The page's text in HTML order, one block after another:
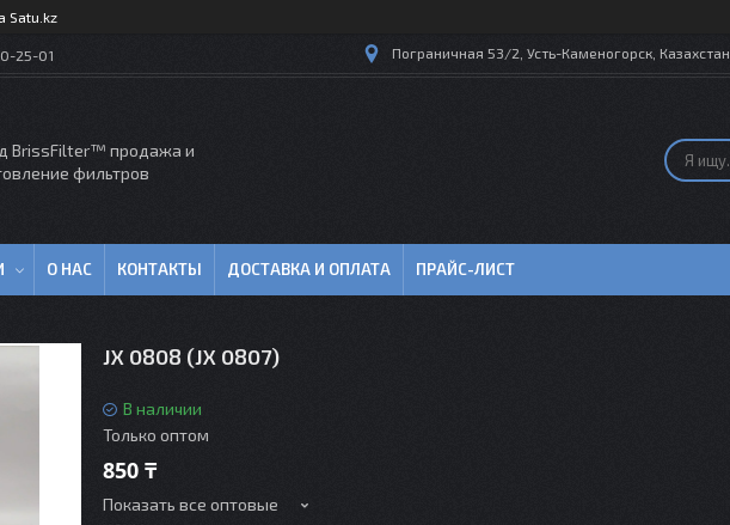
Satu.kz
25-01 Пограничная 53/2, Усть-Каменогорск, Казахстан
BrissFilter™ продажа и
фильтров
О НАС КОНТАКТЫ ДОСТАВКА И ОПЛАТА ПРАЙС-ЛИСТ
JX 0808 (JX 0807)
В наличии
Только оптом
850 ₸
Показать все оптовые